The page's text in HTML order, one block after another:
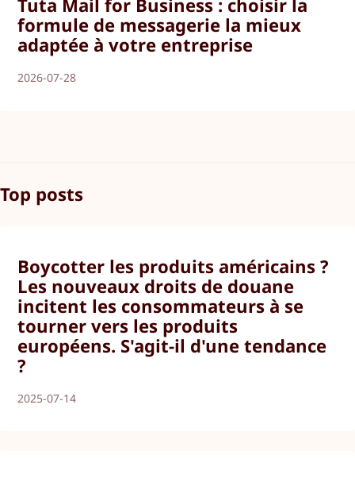
Tuta Mail for Business : choisir la
formule de messagerie la mieux
adaptée à votre entreprise
2026-07-28
Top posts
Boycotter les produits américains ?
Les nouveaux droits de douane
incitent les consommateurs à se
tourner vers les produits
européens. S'agit-il d'une tendance
?
2025-07-14